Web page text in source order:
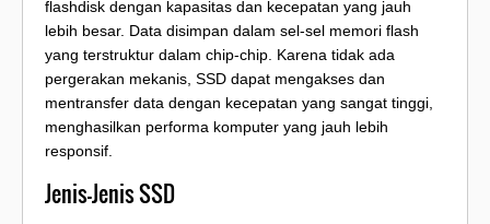
flashdisk dengan kapasitas dan kecepatan yang jauh
lebih besar. Data disimpan dalam sel-sel memori flash
yang terstruktur dalam chip-chip. Karena tidak ada
pergerakan mekanis, SSD dapat mengakses dan
mentransfer data dengan kecepatan yang sangat tinggi,
menghasilkan performa komputer yang jauh lebih
responsif.
Jenis-Jenis SSD